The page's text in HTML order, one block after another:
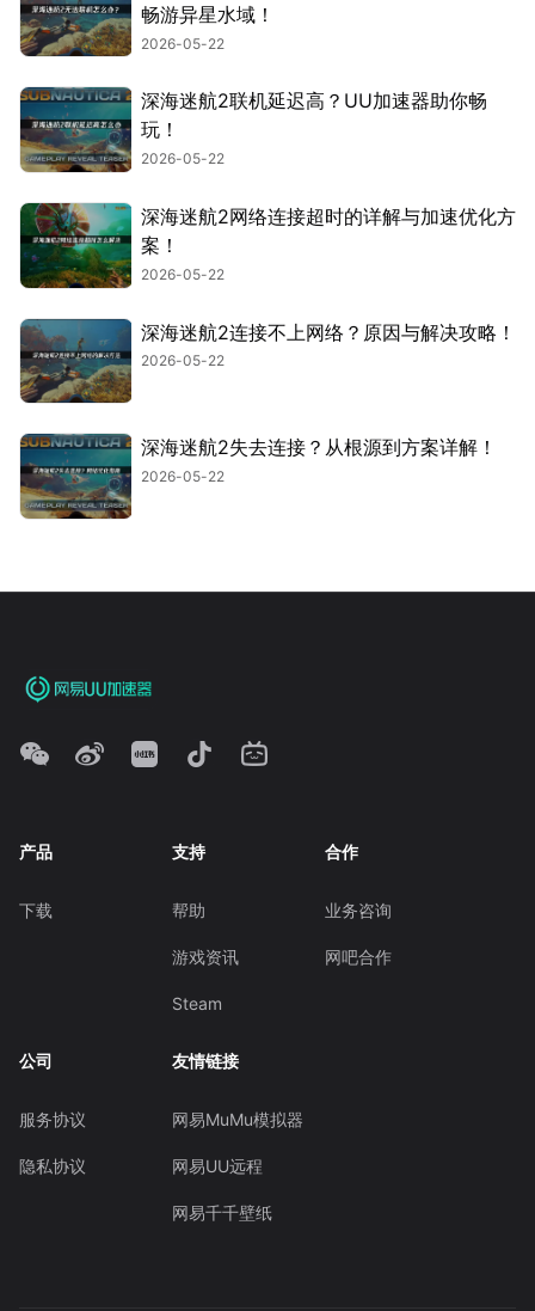
畅游异星水域！
2026-05-22
深海迷航2联机延迟高？UU加速器助你畅
玩！
2026-05-22
深海迷航2网络连接超时的详解与加速优化方
案！
2026-05-22
深海迷航2连接不上网络？原因与解决攻略！
2026-05-22
深海迷航2失去连接？从根源到方案详解！
2026-05-22
产品
下载
支持
帮助
游戏资讯
Steam
合作
业务咨询
网吧合作
公司
服务协议
隐私协议
友情链接
网易MuMu模拟器
网易UU远程
网易千千壁纸